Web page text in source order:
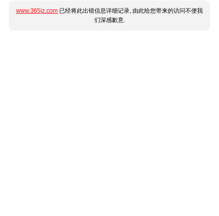
www.365jz.com 已经将此出错信息详细记录, 由此给您带来的访问不便我
们深感歉意.